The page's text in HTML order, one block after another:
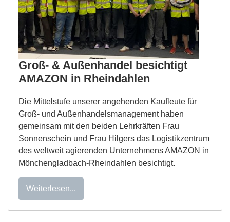
Groß- & Außenhandel besichtigt
AMAZON in Rheindahlen
Die Mittelstufe unserer angehenden Kaufleute für
Groß- und Außenhandelsmanagement haben
gemeinsam mit den beiden Lehrkräften Frau
Sonnenschein und Frau Hilgers das Logistikzentrum
des weltweit agierenden Unternehmens AMAZON in
Mönchengladbach-Rheindahlen besichtigt.
Weiterlesen...